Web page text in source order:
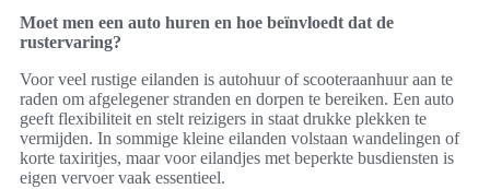
Moet men een auto huren en hoe beïnvloedt dat de
rustervaring?
Voor veel rustige eilanden is autohuur of scooteraanhuur aan te
raden om afgelegener stranden en dorpen te bereiken. Een auto
geeft flexibiliteit en stelt reizigers in staat drukke plekken te
vermijden. In sommige kleine eilanden volstaan wandelingen of
korte taxiritjes, maar voor eilandjes met beperkte busdiensten is
eigen vervoer vaak essentieel.